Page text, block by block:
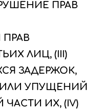
ПРАВ
ЛИЦ, (III)
ЗАДЕРЖОК,
УПУЩЕНИЙ
ИХ, (IV)